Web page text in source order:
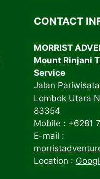
CONTACT
MORRIST
Mount Rinjani
Service
Jalan
Lombok Utara
83354
Mobile : +6281
E-mail :
Location :